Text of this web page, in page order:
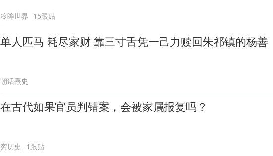
冷眸世界 15跟贴
单人匹马 耗尽家财 靠三寸舌凭一己力赎回朱祁镇的杨善
朝话熹史
在古代如果官员判错案，会被家属报复吗？
穷历史 1跟贴